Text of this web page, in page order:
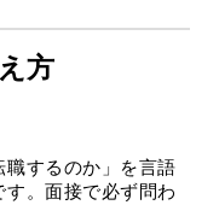
方
するのか」を言語
。面接で必ず問わ